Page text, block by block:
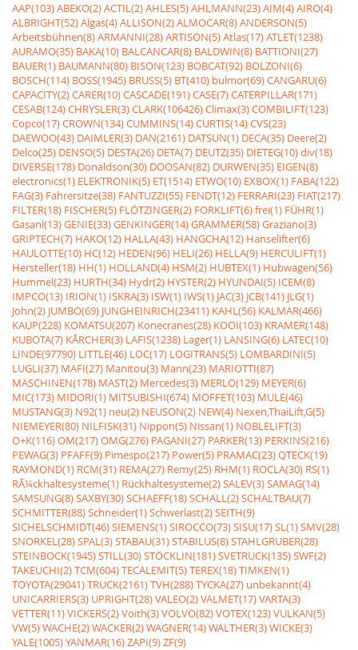
AAP(103)ABEKO(2)ACTIL(2)AHLES(5)AHLMANN(23)AIM(4)AIRO(4)
ALBRIGHT(52)Algas(4)ALLISON(2)ALMOCAR(8)ANDERSON(5)
Arbeitsbühnen(8)ARMANNI(28)ARTISON(5)Atlas(17)ATLET(1238)
AURAMO(35) BAKA(10) BALCANCAR(8) BALDWIN(8) BATTIONI(27)
BAUER(1) BAUMANN(80) BISON(123) BOBCAT(92) BOLZONI(6)
BOSCH(114) BOSS(1945) BRUSS(5) BT(410) bulmor(69)CANGARU(6)
CAPACITY(2)CARER(10)CASCADE(191)CASE(7)CATERPILLAR(171)
CESAB(124)CHRYSLER(3)CLARK(106426)Climax(3)COMBILIFT(123)
Copco(17)CROWN(134)CUMMINS(14)CURTIS(14)CVS(23)
DAEWOO(43) DAIMLER(3) DAN(2161) DATSUN(1) DECA(35) Deere(2)
Delco(25) DENSO(5) DESTA(26) DETA(7) DEUTZ(35) DIETEG(10)div(18)
DIVERSE(178) Donaldson(30) DOOSAN(82) DURWEN(35) EIGEN(8)
electronics(1) ELEKTRONIK(5) ET(1514) ETWO(10) EXBOX(1) FABA(122)
FAG(3) Fahrersitze(38) FANTUZZI(55) FENDT(12) FERRARI(23) FIAT(217)
FILTER(18) FISCHER(5) FLÖTZINGER(2) FORKLIFT(6)frei(1) FÜHR(1)
Gasanl(13)GENIE(33)GENKINGER(14)GRAMMER(58)Graziano(3)
GRIPTECH(7) HAKO(12) HALLA(43) HANGCHA(12) Hanselifter(6)
HAULOTTE(10) HC(12) HEDEN(96) HELI(26) HELLA(9) HERCULIFT(1)
Hersteller(18) HH(1) HOLLAND(4) HSM(2) HUBTEX(1) Hubwagen(56)
Hummel(23) HURTH(34) Hydr(2) HYSTER(2) HYUNDAI(5) ICEM(8)
IMPCO(13) IRION(1) ISKRA(3) ISW(1) IWS(1) JAC(3) JCB(141) JLG(1)
John(2) JUMBO(69) JUNGHEINRICH(23411) KAHL(56) KALMAR(466)
KAUP(228) KOMATSU(207) Konecranes(28) KOOI(103) KRAMER(148)
KUBOTA(7) KÃRCHER(3) LAFIS(1238) Lager(1) LANSING(6) LATEC(10)
LINDE(97790) LITTLE(46) LOC(17) LOGITRANS(5) LOMBARDINI(5)
LUGLI(37) MAFI(27) Manitou(3) Mann(23) MARIOTTI(87)
MASCHINEN(178) MAST(2) Mercedes(3) MERLO(129) MEYER(6)
MIC(173) MIDORI(1) MITSUBISHI(674) MOFFET(103) MULE(46)
MUSTANG(3) N92(1) neu(2) NEUSON(2) NEW(4) Nexen,ThaiLift,G(5)
NIEMEYER(80) NILFISK(31) Nippon(5) Nissan(1) NOBLELIFT(3)
O+K(116)OM(217)OMG(276) PAGANI(27) PARKER(13) PERKINS(216)
PEWAG(3) PFAFF(9) Pimespo(217) Power(5) PRAMAC(23)QTECK(19)
RAYMOND(1) RCM(31) REMA(27) Remy(25) RHM(1) ROCLA(30) RS(1)
RÃ¼ckhaltesysteme(1) Rückhaltesysteme(2)SALEV(3)SAMAG(14)
SAMSUNG(8)SAXBY(30)SCHAEFF(18)SCHALL(2)SCHALTBAU(7)
SCHMITTER(88)Schneider(1)Schwerlast(2)SEITH(9)
SICHELSCHMIDT(46)SIEMENS(1)SIROCCO(73)SISU(17)SL(1)SMV(28)
SNORKEL(28)SPAL(3)STABAU(31)STABILUS(8)STAHLGRUBER(28)
STEINBOCK(1945)STILL(30)STÖCKLIN(181)SVETRUCK(135)SWF(2)
TAKEUCHI(2)TCM(604)TECALEMIT(5)TEREX(18)TIMKEN(1)
TOYOTA(29041)TRUCK(2161)TVH(288)TYCKA(27) unbekannt(4)
UNICARRIERS(3) UPRIGHT(28)VALEO(2)VALMET(17)VARTA(3)
VETTER(11)VICKERS(2)Voith(3)VOLVO(82)VOTEX(123)VULKAN(5)
VW(5)WACHE(2)WACKER(2)WAGNER(14)WALTHER(3)WICKE(3)
YALE(1005)YANMAR(16)ZAPI(9)ZF(9)